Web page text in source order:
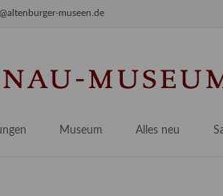
museen.de
Museum Alles neu